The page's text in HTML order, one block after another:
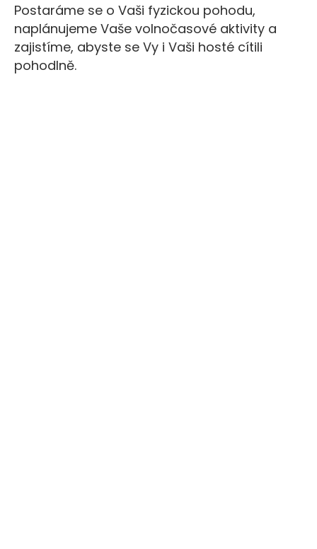
Postaráme se o Vaši fyzickou pohodu,
naplánujeme Vaše volnočasové aktivity a
zajistíme, abyste se Vy i Vaši hosté cítili
pohodlně.